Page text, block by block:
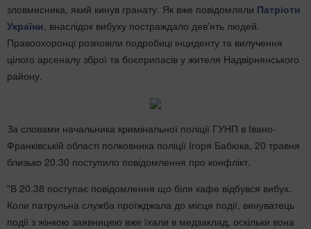
зловмисника, який кинув гранату. Як вже повідомляли Патріоти
України , внаслідок вибуху постраждало дев'ять людей.
Правоохоронці розповіли подробиці інциденту та вилучення
цілого арсеналу зброї та боєприпасів у жителя Надвірнянського
району.
За словами начальника кримінальної поліції ГУНП в Івано-
Франківській області полковника поліції Ігоря Бабюка, 20 травня
близько 20.30 поступило повідомлення про конфлікт.
"В 20.38 поступає повідомлення що біля кафе відбувся вибух.
Коли патрульна служба проїжджала до місця події, винуватець
події з жінкою заявницею вже їхали в медзаклад, оскільки вона